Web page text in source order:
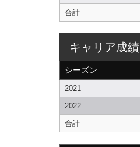
合計
キャリア成績
シーズン
2021
2022
合計